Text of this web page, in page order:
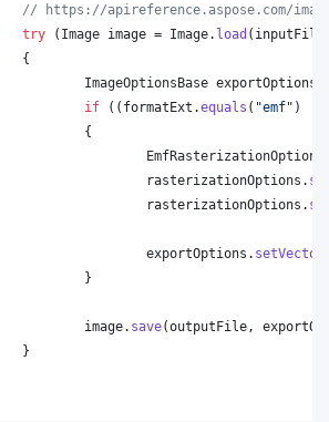
// https://apireference.aspose.com/
try ( Image image = Image. load ( inputFile
		{
ImageOptionsBase exportOptions
if (( formatExt .equals ( "emf" )
			{
EmfRasterizationOptions
rasterizationOptions .
rasterizationOptions .
exportOptions .
			}
image. save(outputFile ,
		}